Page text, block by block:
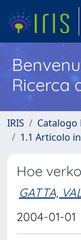
Ricerca
IRIS Catalogo
1.1 Articolo
Hoe
GATTA,
2004-01-01